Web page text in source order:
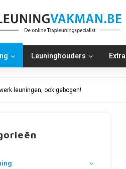
Leuninghouders Extra
leuningen, ook gebogen!